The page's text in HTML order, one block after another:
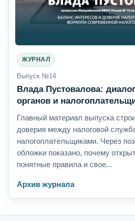
ЖУРНАЛ
Выпуск №14
Влада Пустовалова:
органов и
Главный материал выпуска
доверия между налоговой
налогоплательщиками. Через
обложки показано, почему
понятные правила и свое...
Архив журнала